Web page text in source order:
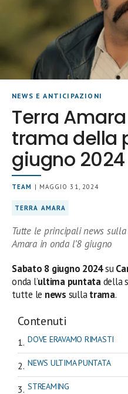
NEWS E ANTICIPAZIONI
Terra
trama della
giugno 2024
TEAM | MAGGIO 31, 2024
TERRA AMARA
Tutte le principali news
Amara in onda l’8 giugno
Sabato 8 giugno 2024su
onda l’ultima puntatadella
tutte le news sullatrama.
Contenuti
DOVE ERAVAMO RIMASTI
NEWS ULTIMA PUNTATA
STREAMING